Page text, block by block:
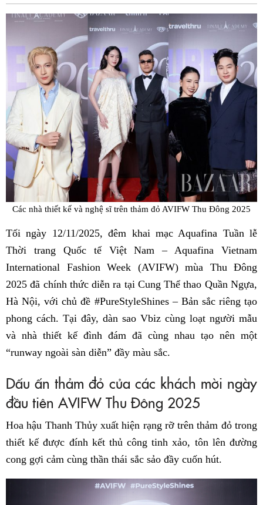
Các nhà thiết kế và nghệ sĩ trên thảm đỏ AVIFW Thu Đông 2025
Tối ngày 12/11/2025, đêm khai mạc Aquafina Tuần lễ
Thời trang Quốc tế Việt Nam – Aquafina Vietnam
International Fashion Week (AVIFW) mùa Thu Đông
2025 đã chính thức diễn ra tại Cung Thể thao Quần Ngựa,
Hà Nội, với chủ đề #PureStyleShines – Bản sắc riêng tạo
phong cách. Tại đây, dàn sao Vbiz cùng loạt người mẫu
và nhà thiết kế đình đám đã cùng nhau tạo nên một
“runway ngoài sàn diễn” đầy màu sắc.
Dấu ấn thảm đỏ của các khách mời ngày
đầu tiên AVIFW Thu Đông 2025
Hoa hậu Thanh Thủy xuất hiện rạng rỡ trên thảm đỏ trong
thiết kế được đính kết thủ công tinh xảo, tôn lên đường
cong gợi cảm cùng thần thái sắc sảo đầy cuốn hút.